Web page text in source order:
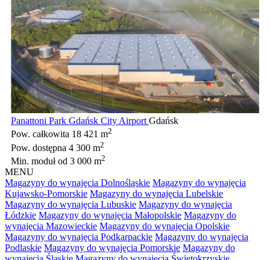
Panattoni Park Gdańsk City AirportGdańsk
Pow. całkowita 18 421 m2
Pow. dostępna 4 300 m2
Min. modułod 3 000 m2
MENU
Magazyny do wynajęcia Dolnośląskie Magazyny do wynajęcia
Kujawsko-Pomorskie Magazyny do wynajęcia Lubelskie
Magazyny do wynajęcia Lubuskie Magazyny do wynajęcia
Łódzkie Magazyny do wynajęcia Małopolskie Magazyny do
wynajęcia Mazowieckie Magazyny do wynajęcia Opolskie
Magazyny do wynajęcia Podkarpackie Magazyny do wynajęcia
Podlaskie Magazyny do wynajęcia Pomorskie Magazyny do